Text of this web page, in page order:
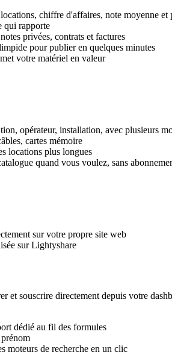
chiffre d'affaires, note moyenne et
qui rapporte
privées, contrats et factures
pour publier en quelques minutes
votre matériel en valeur
opérateur, installation, avec plusieurs
cartes mémoire
locations plus longues
quand vous voulez, sans
sur votre propre site web
sur Lightyshare
et souscrire directement depuis votre
dédié au fil des formules
moteurs de recherche en un clic